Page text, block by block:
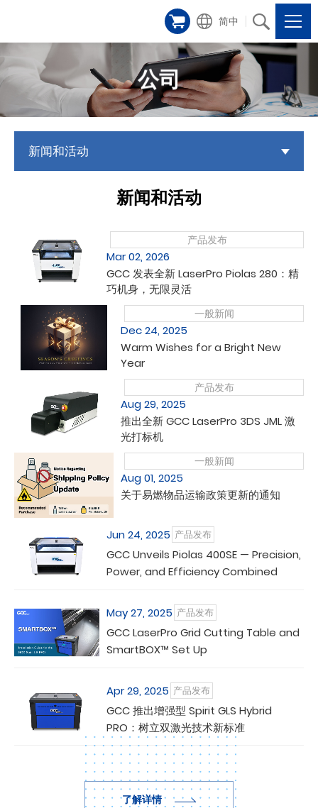
简中
公司
新闻和活动
新闻和活动
产品发布
Mar 02, 2026
GCC 发表全新 LaserPro Piolas 280：精
巧机身，无限灵活
一般新闻
Dec 24, 2025
Warm Wishes for a Bright New
Year
产品发布
Aug 29, 2025
推出全新 GCC LaserPro 3DS JML 激
光打标机
一般新闻
Aug 01, 2025
关于易燃物品运输政策更新的通知
Jun 24, 2025 产品发布
GCC Unveils Piolas 400SE — Precision,
Power, and Efficiency Combined
May 27, 2025 产品发布
GCC LaserPro Grid Cutting Table and
SmartBOX™ Set Up
Apr 29, 2025 产品发布
GCC 推出增强型 Spirit GLS Hybrid
PRO：树立双激光技术新标准
了解详情